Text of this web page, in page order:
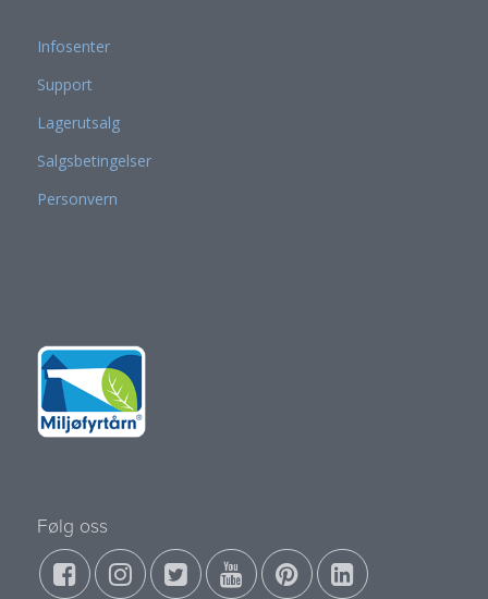
Infosenter
Support
Lagerutsalg
Salgsbetingelser
Personvern
Følg oss